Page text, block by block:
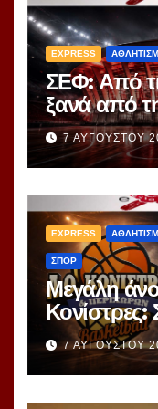
EXPRESS
ΣΕΦ: Από
ξανά από
7 ΑΥΓΟΎΣΤΟΥ
EXPRESS
ΣΠΟΡ
Μεγάλη
νέα σεζόν –
ομάδες!
7 ΑΥΓΟΎΣΤΟΥ